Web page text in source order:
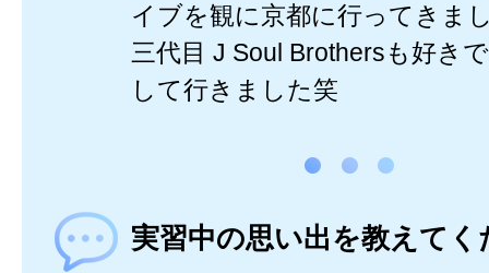
イブを観に京都に行ってきま
三代目 J Soul Brothersも好き
して行きました笑
実習中の思い出を教えてく